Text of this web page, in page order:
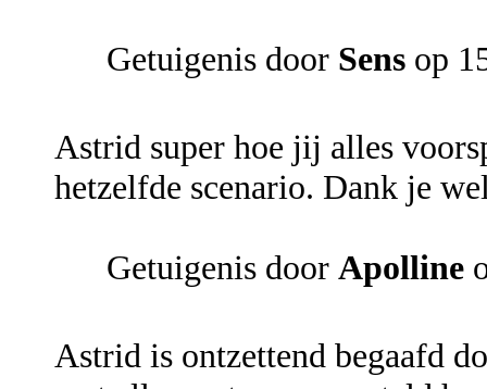
Getuigenis door Sens op
Astrid super hoe jij alles
hetzelfde scenario. Dank je
Getuigenis door Apolline
Astrid is ontzettend begaafd